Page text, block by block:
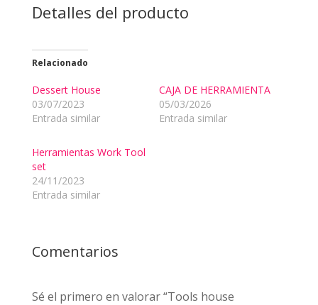
Detalles del producto
Relacionado
Dessert House
03/07/2023
Entrada similar
CAJA DE HERRAMIENTA
05/03/2026
Entrada similar
Herramientas Work Tool
set
24/11/2023
Entrada similar
Comentarios
Sé el primero en valorar “Tools house